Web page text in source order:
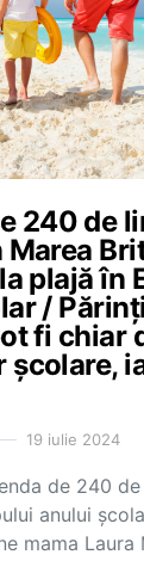
240 de
plajă în
/
fi chiar
19 iulie 2024
de 240
anului
mama